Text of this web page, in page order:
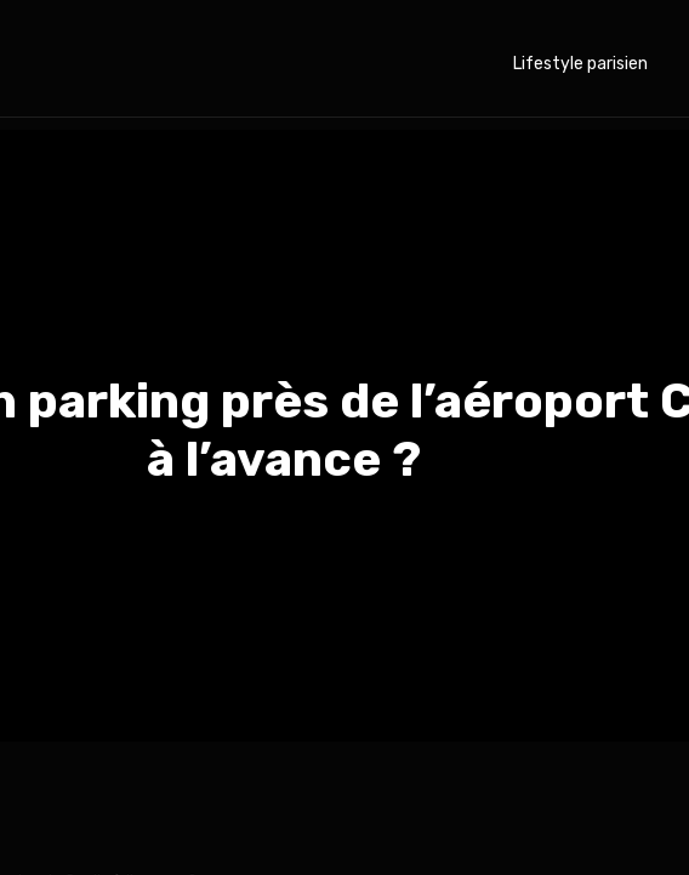
Lifestyle parisien
près de l’aéroport
à l’avance ?